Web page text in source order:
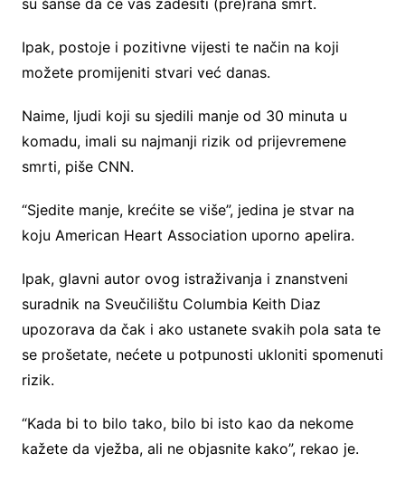
Ipak, postoje i pozitivne vijesti te način na koji
možete promijeniti stvari već danas.
Naime, ljudi koji su sjedili manje od 30 minuta u
komadu, imali su najmanji rizik od prijevremene
smrti, piše CNN.
“Sjedite manje, krećite se više”, jedina je stvar na
koju American Heart Association uporno apelira.
Ipak, glavni autor ovog istraživanja i znanstveni
suradnik na Sveučilištu Columbia Keith Diaz
upozorava da čak i ako ustanete svakih pola sata te
se prošetate, nećete u potpunosti ukloniti spomenuti
rizik.
“Kada bi to bilo tako, bilo bi isto kao da nekome
kažete da vježba, ali ne objasnite kako”, rekao je.